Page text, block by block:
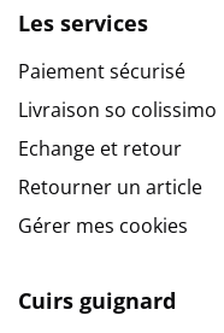
Les services
Paiement sécurisé
Livraison so colissimo
Echange et retour
Retourner un article
Gérer mes cookies
Cuirs guignard